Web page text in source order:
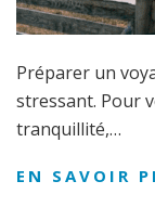
Préparer un
stressant. Pour
tranquillité,…
EN SAVOIR